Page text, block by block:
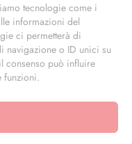
tecnologie come i
informazioni del
ci permetterà di
navigazione o ID unici su
consenso può influire
funzioni.